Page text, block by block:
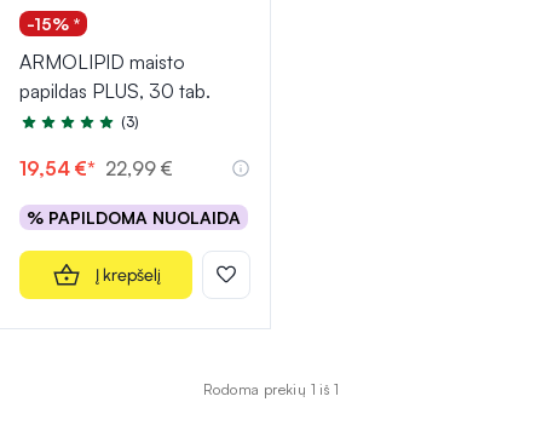
-15% *
ARMOLIPID maisto
papildas PLUS, 30 tab.
Įvertinimas 5.0 iš 5
(3)
19,54 €* 22,99 €
% PAPILDOMA NUOLAIDA
Į krepšelį
Rodoma prekių 1 iš 1